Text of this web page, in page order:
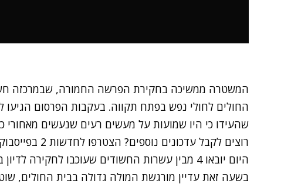
המשטרה ממשיכה בחקירת הפרשה החמורה, שבמרכזה
החולים לחולי נפש בפתח תקווה. בעקבות הפרסום
שהעידו כי היו שמועות על מעשים רעים שנעשים מאחורי
רוצים לקבל עדכונים נוספים? הצטרפו לחדשות 2 בפייסבוק
היום יובאו 4 מבין עשרות החשודים שעוכבו
בשעה זאת עדיין מורגשת המולה גדולה בבית החולים,